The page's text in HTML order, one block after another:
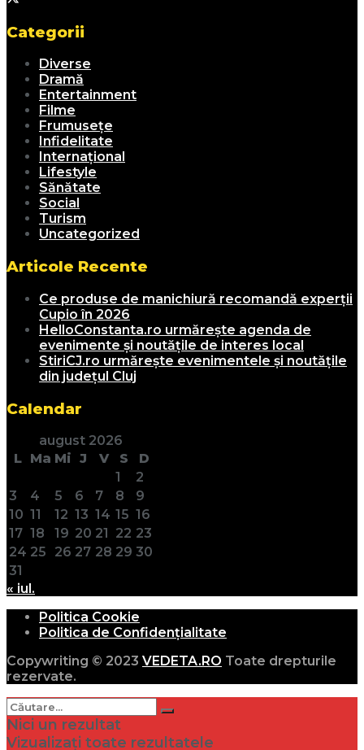
Categorii
Diverse
Dramă
Entertainment
Filme
Frumusețe
Infidelitate
Internațional
Lifestyle
Sănătate
Social
Turism
Uncategorized
Articole Recente
Ce produse de manichiură recomandă experții
Cupio în 2026
HelloConstanta.ro urmărește agenda de
evenimente și noutățile de interes local
StiriCJ.ro urmărește evenimentele și noutățile
din județul Cluj
Calendar
august 2026
L Ma Mi J V S
D
1
2
3
4 5 6 7 8
9
10 11 12 13 14 15 16
17 18 19 20 21 22 23
24 25 26 27 28 29 30
31
« iul.
Politica Cookie
Politica de Confidențialitate
Copywriting © 2023 VEDETA.RO Toate drepturile
rezervate.
Nici un rezultat
Vizualizați toate rezultatele